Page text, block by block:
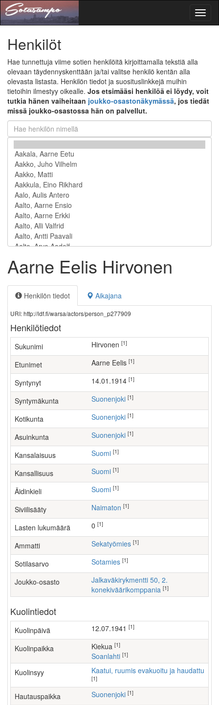
Henkilöt
Hae tunnettuja viime sotien henkilöitä kirjoittamalla tekstiä alla
olevaan täydennyskenttään ja/tai valitse henkilö kentän alla
olevasta listasta. Henkilön tiedot ja suosituslinkkejä muihin
tietoihin ilmestyy oikealle. Jos etsimääsi henkilöä ei löydy, voit
tutkia hänen vaiheitaan joukko-osastonäkymässä, jos tiedät
missä joukko-osastossa hän on palvellut.
Aarne Eelis Hirvonen
Henkilön tiedot Aikajana
URI: http://ldf.fi/warsa/actors/person_p277909
Henkilötiedot
Sukunimi Hirvonen [1]
Etunimet Aarne Eelis [1]
Syntynyt 14.01.1914 [1]
Syntymäkunta Suonenjoki [1]
Kotikunta Suonenjoki [1]
Asuinkunta Suonenjoki [1]
Kansalaisuus Suomi [1]
Kansallisuus Suomi [1]
Äidinkieli Suomi [1]
Siviilisääty Naimaton [1]
Lasten lukumäärä [1]
Ammatti sekatyömies [1]
Sotilasarvo Sotamies [1]
Joukko-osasto
Jalkaväkirykmentti 50, 2.
konekiväärikomppania [1]
Kuolintiedot
Kuolinpäivä 12.07.1941 [1]
Kuolinpaikka Kiekua [1]
Soanlahti [1]
Kuolinsyy Kaatui, ruumis evakuoitu ja haudattu
[1]
Hautauspaikka Suonenjoki [1]